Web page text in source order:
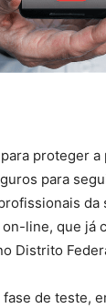
proteger a
para
da
line, que já
Distrito
de teste,